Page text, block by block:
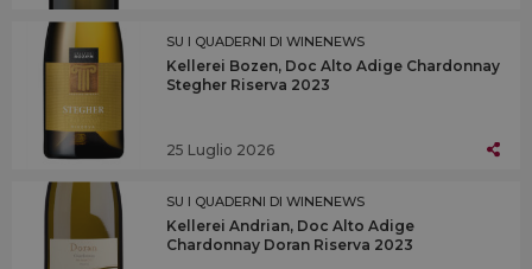
SU I QUADERNI DI WINENEWS
Kellerei Bozen, Doc Alto Adige Chardonnay
Stegher Riserva 2023
25 Luglio 2026
SU I QUADERNI DI WINENEWS
Kellerei Andrian, Doc Alto Adige
Chardonnay Doran Riserva 2023